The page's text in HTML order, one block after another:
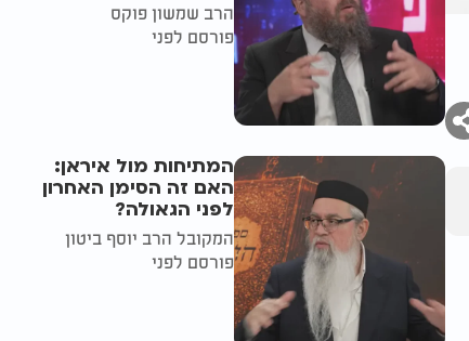
הרב שמשון פוקס
פורסם לפני
המתיחות מול איראן:
האם זה הסימן האחרון
לפני הגאולה?
המקובל הרב יוסף ביטון
פורסם לפני